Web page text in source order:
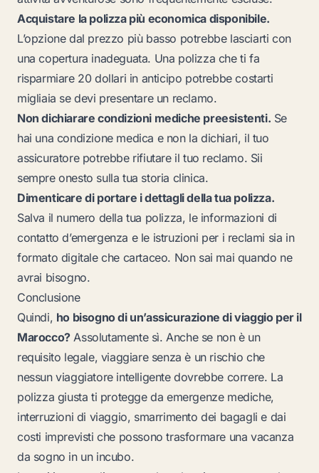
Acquistare la polizza più economica disponibile.
L’opzione dal prezzo più basso potrebbe lasciarti con
una copertura inadeguata. Una polizza che ti fa
risparmiare 20 dollari in anticipo potrebbe costarti
migliaia se devi presentare un reclamo.
Non dichiarare condizioni mediche preesistenti. Se
hai una condizione medica e non la dichiari, il tuo
assicuratore potrebbe rifiutare il tuo reclamo. Sii
sempre onesto sulla tua storia clinica.
Dimenticare di portare i dettagli della tua polizza.
Salva il numero della tua polizza, le informazioni di
contatto d’emergenza e le istruzioni per i reclami sia in
formato digitale che cartaceo. Non sai mai quando ne
avrai bisogno.
Conclusione
Quindi, ho bisogno di un’assicurazione di viaggio per il
Marocco?Assolutamente sì. Anche se non è un
requisito legale, viaggiare senza è un rischio che
nessun viaggiatore intelligente dovrebbe correre. La
polizza giusta ti protegge da emergenze mediche,
interruzioni di viaggio, smarrimento dei bagagli e dai
costi imprevisti che possono trasformare una vacanza
da sogno in un incubo.